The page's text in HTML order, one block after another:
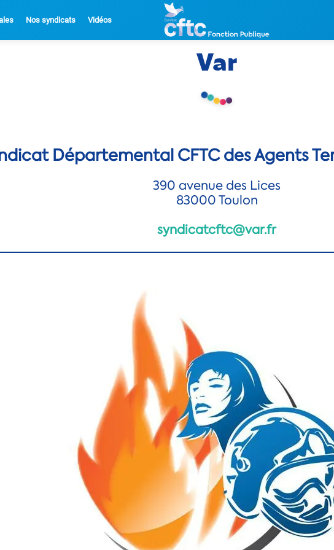
Nos syndicats Vidéos
Var
Départemental CFTC des Agents
390 avenue des Lices
83000 Toulon
syndicatcftc@var.fr